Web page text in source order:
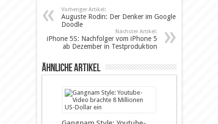
Vorheriger Artikel:
Auguste Rodin: Der Denker im Google
Doodle
Nächster Artikel:
iPhone 5S: Nachfolger vom iPhone 5
ab Dezember in Testproduktion
Ähnliche Artikel